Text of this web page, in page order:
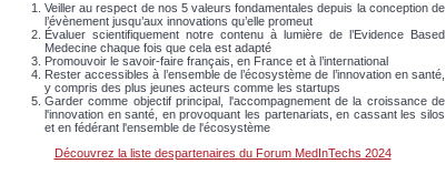
Veiller au respect de nos 5 valeurs fondamentales depuis la conception de
l’évènement jusqu’aux innovations qu’elle promeut
Évaluer scientifiquement notre contenu à lumière de l’Evidence Based
Medecine chaque fois que cela est adapté
Promouvoir le savoir-faire français, en France et à l’international
Rester accessibles à l’ensemble de l’écosystème de l’innovation en santé,
y compris des plus jeunes acteurs comme les startups
Garder comme objectif principal, l'accompagnement de la croissance de
l'innovation en santé, en provoquant les partenariats, en cassant les silos
et en fédérant l'ensemble de l'écosystème
Découvrez la liste despartenaires du Forum MedInTechs 2024